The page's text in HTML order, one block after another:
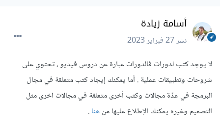
أسامة زيادة
نشر27 فبراير 2023
لا يوجد كتب لدورات فالدورات عبارة عن دروس فيديو ، تحتوي على
شروحات وتطبيقات عملية . أما يمكنك إيجاد كتب متعلقة في مجال
البرمجة في عدّة مجالات وكتب أخرى متعلقة في مجالات اخرى مثل
التصميم وغيره يمكنك الإطلاع عليها منهنا.